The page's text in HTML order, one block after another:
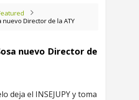
nuevo Director de la ATY
nuevo Director de
deja el INSEJUPY y toma